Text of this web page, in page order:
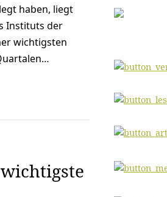
haben, liegt
Instituts der
wichtigsten